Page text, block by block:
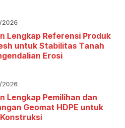
Lengkap Referensi Produk
untuk Stabilitas Tanah
Erosi
Lengkap Pemilihan dan
Geomat HDPE untuk